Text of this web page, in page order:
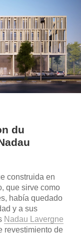
du
construida en
que sirve como
había quedado
y a sus
Nadau Lavergne
revestimiento de